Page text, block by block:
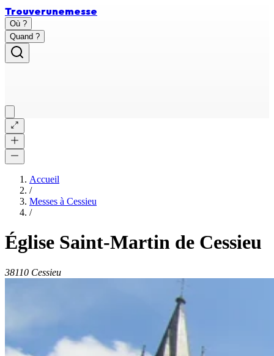
Trouverunemesse
Où ?
Quand ?
Accueil
/
Messes à Cessieu
/
Église Saint-Martin de Cessieu
38110 Cessieu